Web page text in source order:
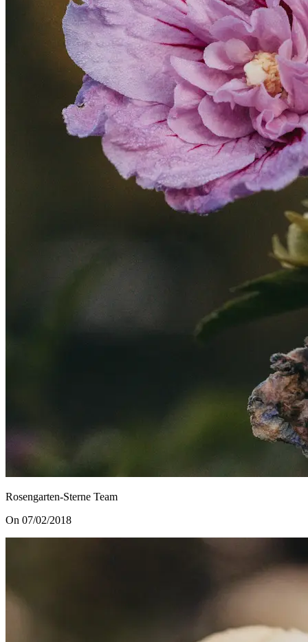
Rosengarten-Sterne Team
On 07/02/2018